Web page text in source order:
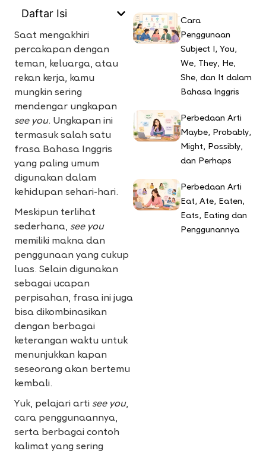
Daftar Isi
Saat mengakhiri
percakapan dengan
teman, keluarga, atau
rekan kerja, kamu
mungkin sering
mendengar ungkapan
see you. Ungkapan ini
termasuk salah satu
frasa Bahasa Inggris
yang paling umum
digunakan dalam
kehidupan sehari-hari.
Meskipun terlihat
sederhana, see you
memiliki makna dan
penggunaan yang cukup
luas. Selain digunakan
sebagai ucapan
perpisahan, frasa ini juga
bisa dikombinasikan
dengan berbagai
keterangan waktu untuk
menunjukkan kapan
seseorang akan bertemu
kembali.
Yuk, pelajari arti see you,
cara penggunaannya,
serta berbagai contoh
kalimat yang sering
Cara
Penggunaan
Subject I, You,
We, They, He,
She, dan It dalam
Bahasa Inggris
Perbedaan Arti
Maybe, Probably,
Might, Possibly,
dan Perhaps
Perbedaan Arti
Eat, Ate, Eaten,
Eats, Eating dan
Penggunannya